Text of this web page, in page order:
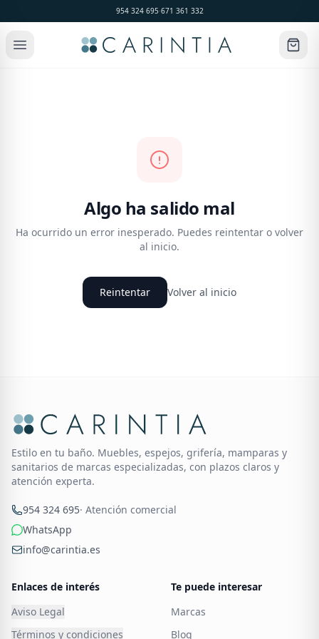
954 324 695·671 361 332
Algo ha salido mal
Ha ocurrido un error inesperado. Puedes reintentar o volver
al inicio.
Reintentar Volver al inicio
Estilo en tu baño. Muebles, espejos, grifería, mamparas y
sanitarios de marcas especializadas, con plazos claros y
atención experta.
954 324 695· Atención comercial
WhatsApp
info@carintia.es
Enlaces de interés
Aviso Legal
Términos y condiciones
Te puede interesar
Marcas
Blog